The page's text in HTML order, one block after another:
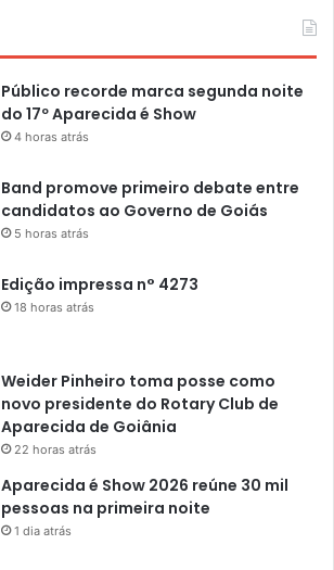
Público recorde marca segunda noite
do 17º Aparecida é Show
4 horas atrás
Band promove primeiro debate entre
candidatos ao Governo de Goiás
5 horas atrás
Edição impressa n° 4273
18 horas atrás
Weider Pinheiro toma posse como
novo presidente do Rotary Club de
Aparecida de Goiânia
22 horas atrás
Aparecida é Show 2026 reúne 30 mil
pessoas na primeira noite
1 dia atrás